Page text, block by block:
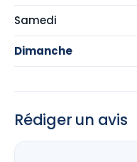
Samedi
Dimanche
Rédiger un avis